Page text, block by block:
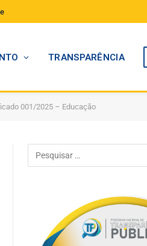
TRANSPARÊNCIA
001/2025 – Educação